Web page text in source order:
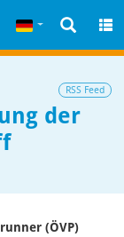
Deutsch
RSS Feed
der
(ÖVP)